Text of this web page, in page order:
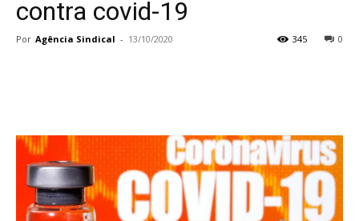
contra covid-19
Por Agência Sindical - 13/10/2020 0
345